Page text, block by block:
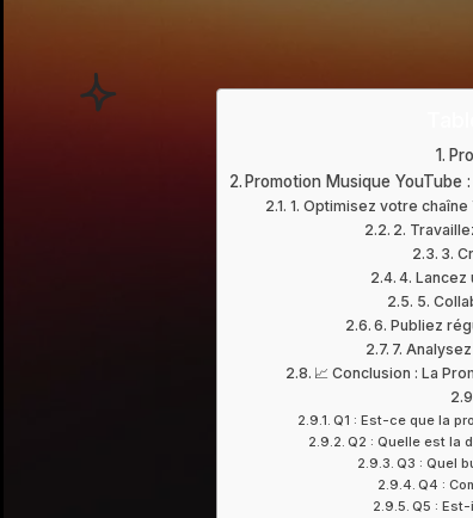
Promotion Musique
1. Optimisez votre
2.
3.
4. Lancez
5.
6. Publiez
7.
📈 Conclusion : La
Q1 : Est-ce que la
Q2 : Quelle est la
Q3 : Quel
Q4 :
Q5 :